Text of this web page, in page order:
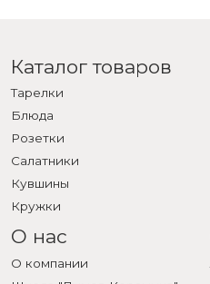
Каталог товаров
Тарелки
Блюда
Розетки
Салатники
Кувшины
Кружки
О нас
О компании